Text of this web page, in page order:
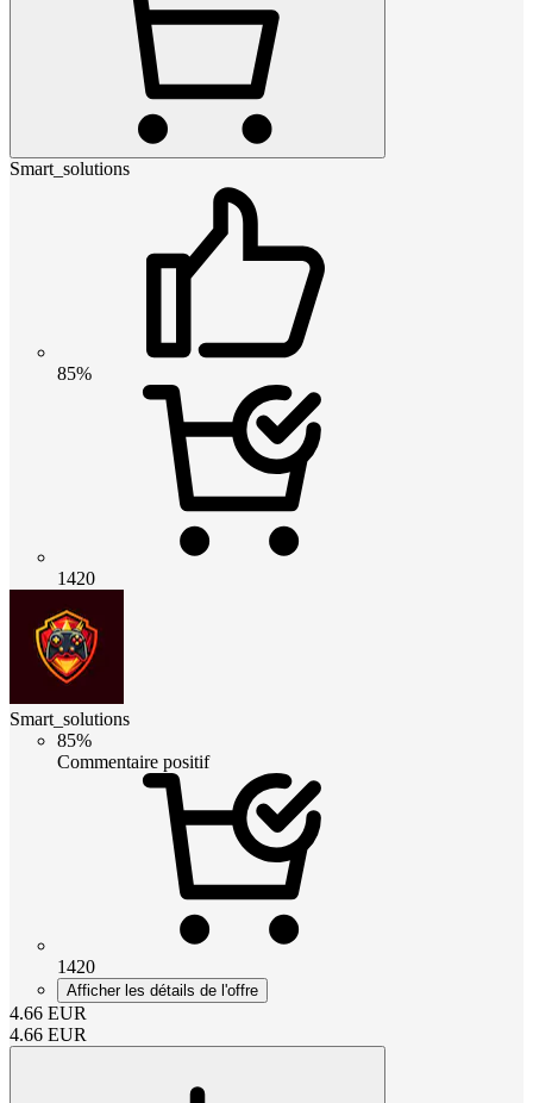
Smart_solutions
85%
1420
Smart_solutions
85%
Commentaire positif
1420
Afficher les détails de l'offre
4.66 EUR
4.66 EUR